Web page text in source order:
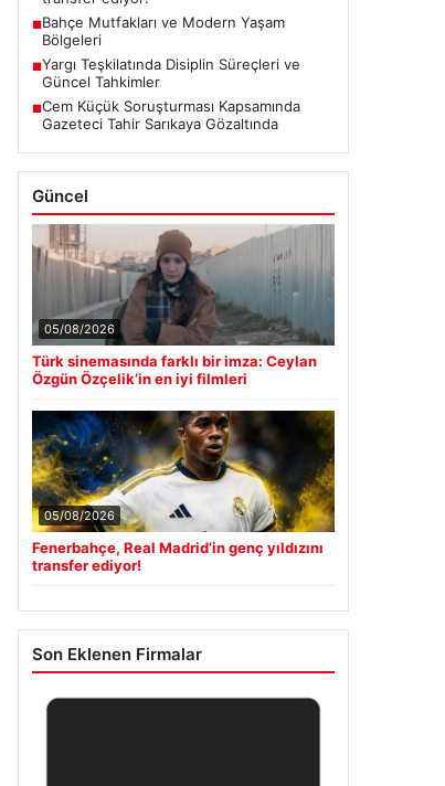
■Bahçe Mutfakları ve Modern Yaşam
Bölgeleri
■Yargı Teşkilatında Disiplin Süreçleri ve
Güncel Tahkimler
■Cem Küçük Soruşturması Kapsamında
Gazeteci Tahir Sarıkaya Gözaltında
Güncel
05/08/2026
Türk sinemasında farklı bir imza: Ceylan
Özgün Özçelik’in en iyi filmleri
05/08/2026
Fenerbahçe, Real Madrid’in genç yıldızını
transfer ediyor!
Son Eklenen Firmalar